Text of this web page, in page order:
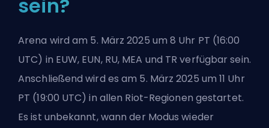
sein?
Arena wird am 5. März 2025 um 8 Uhr PT (16:00
UTC) in EUW, EUN, RU, MEA und TR verfügbar sein.
Anschließend wird es am 5. März 2025 um 11 Uhr
PT (19:00 UTC) in allen Riot-Regionen gestartet.
Es ist unbekannt, wann der Modus wieder